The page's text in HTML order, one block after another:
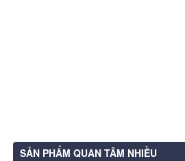
SẢN PHẨM QUAN TÂM NHIỀU